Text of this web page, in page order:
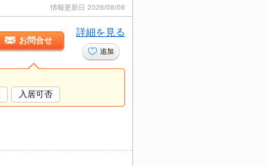
情報更新日 2026/08/08
お問合せ
詳細を見る
追加
入居可否